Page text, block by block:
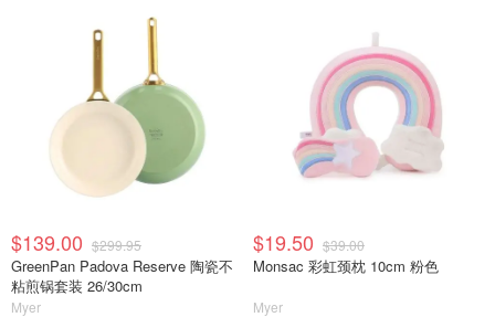
$139.00 $299.95
GreenPan Padova Reserve 陶瓷不
粘煎锅套装 26/30cm
Myer
$19.50 $39.00
Monsac 彩虹颈枕 10cm 粉色
Myer